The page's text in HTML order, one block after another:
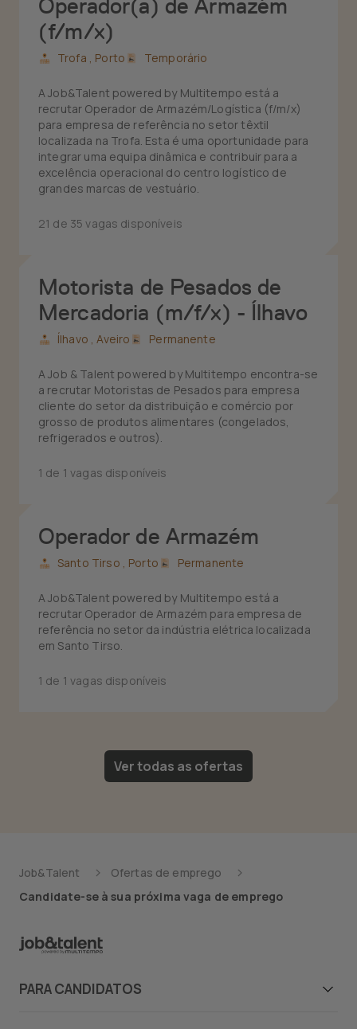
Operador(a) de Armazém
(f/m/x)
Trofa , Porto Temporário
A Job&Talent powered by Multitempo está a
recrutar Operador de Armazém/Logística (f/m/x)
para empresa de referência no setor têxtil
localizada na Trofa. Esta é uma oportunidade para
integrar uma equipa dinâmica e contribuir para a
excelência operacional do centro logístico de
grandes marcas de vestuário.
21 de 35 vagas disponíveis
Motorista de Pesados de
Mercadoria (m/f/x) - Ílhavo
Ílhavo ,Aveiro Permanente
A Job & Talent powered by Multitempo encontra-se
a recrutar Motoristas de Pesados para empresa
cliente do setor da distribuição e comércio por
grosso de produtos alimentares (congelados,
refrigerados e outros).
1 de 1 vagas disponíveis
Operador de Armazém
Santo Tirso , Porto Permanente
A Job&Talent powered by Multitempo está a
recrutar Operador de Armazém para empresa de
referência no setor da indústria elétrica localizada
em Santo Tirso.
1 de 1 vagas disponíveis
Ver todas as ofertas
Job&Talent
Ofertas de emprego
Candidate-se à sua próxima vaga de emprego
PARA CANDIDATOS